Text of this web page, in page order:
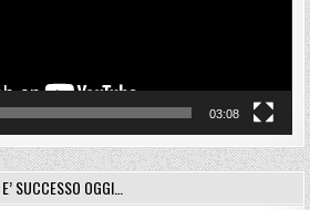
03:08
E’ SUCCESSO OGGI…